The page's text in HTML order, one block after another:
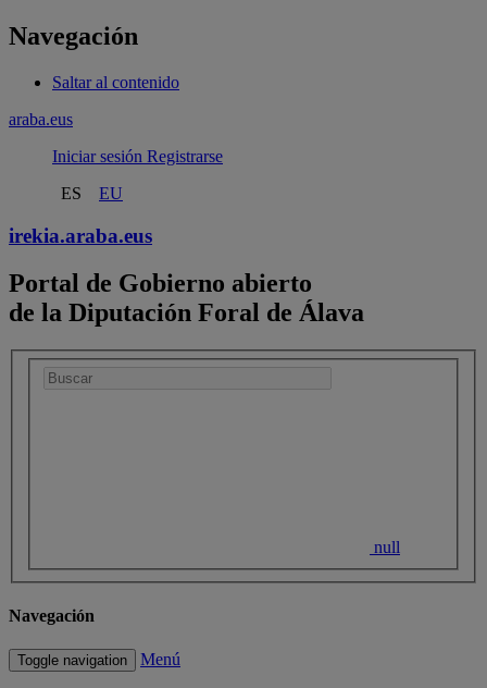
Navegación
Saltar al contenido
araba.eus
Iniciar sesión Registrarse
ES
EU
irekia.araba.eus
Portal de Gobierno abierto
de la Diputación Foral de Álava
null
Navegación
Toggle navigation Menú